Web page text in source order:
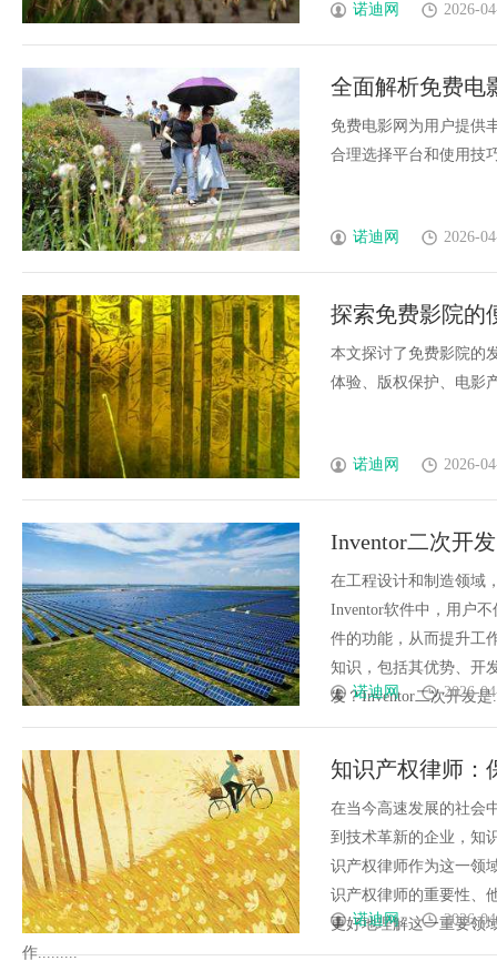
诺迪网 2026-
全面解析免费电
验
免费电影网为用户提供
合理选择平台和使用技
诺迪网 2026-
探索免费影院的
本文探讨了免费影院的
体验、版权保护、电影
诺迪网 2026-
Inventor二次开
在工程设计和制造领域
Inventor软件中，用户
件的功能，从而提升工
知识，包括其优势、开
发？Inventor二次开发
诺迪网 2026-
知识产权律师：
在当今高速发展的社会
到技术革新的企业，知
识产权律师作为这一领
识产权律师的重要性、
更好地理解这一重要领
作.........
诺迪网 2026-